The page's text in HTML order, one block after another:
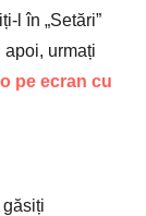
l în „Setări”
urmați
pe ecran cu